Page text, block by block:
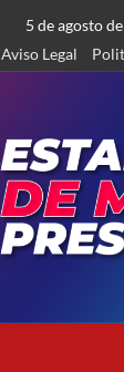
5 de agosto
Aviso Legal